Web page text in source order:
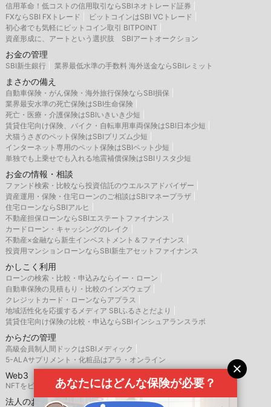
信用革命！低コストの信用取引ならSBIネオトレード証券
FXならSBI FXトレード
ビットコインはSBI VCトレード
初心者でも気軽にビットコイン取引 BITPOINT
資産形成に、アートという選択肢 SBIアートオークション
お金の管理
SBI新生銀行 業界最低水準の手数料 海外送金ならSBIレミット
まさかの備え
自動車保険・がん保険・海外旅行保険ならSBI損保
業界最安水準の死亡保険はSBI生命保険
死亡・医療・介護保険はSBIいきいき少短
賃貸住宅向け保険、バイク・自転車用車両保険はSBI日本少短
犬猫うさぎのペット保険はSBIプリズム少短
インターネット専用のペット保険はSBIペット少短
単独でも上乗せでも入れる地震補償保険はSBIリスタ少短
お金の情報・相談
ファンド検索・比較なら投資信託のウエルスアドバイザー
資産運用・保険・住宅ローンのご相談はSBIマネープラザ
住宅ローンならSBIアルヒ
不動産担保ローンならSBIエステートファイナンス
カードローン・キャッシングのレイク
不動産×金融なら新生インベストメント＆ファイナンス
投資用マンションローンならSBI新生アセットファイナンス
かしこく利用
ローンの検索・比較・申込みならイー・ローン
自動車保険の見積もり・比較のインズウェブ
クレジットカード・ローンならアプラス
地域活性化を応援するメディア SBIふるさとだより
賃貸住宅向け保険の比較・申込ならSBIインシュアランスラボ
からだの管理
高級会員制人間ドックはSBIメディック
5-ALAサプリメント・化粧品はアラ・オンライン
Web3
NFTをビジネス活用するなら、SBINFT
法人のお客様
あなたにはどんな保険が必要？